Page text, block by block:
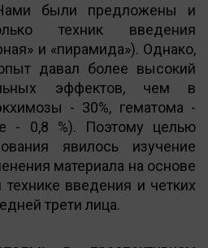
были предложены и
техник введения
и «пирамида»). Однако,
давал более высокий
эффектов, чем в
- 30%, гематома -
- 0,8 %). Поэтому целью
явилось изучение
материала на основе
технике введения и четких
трети лица.